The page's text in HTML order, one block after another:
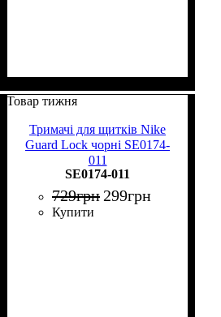
Товар тижня
Тримачі для щитків Nike
Guard Lock чорні SE0174-
011
SE0174-011
729грн 299грн
Купити